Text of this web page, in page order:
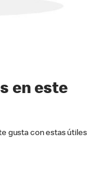
en este
gusta con estas útiles